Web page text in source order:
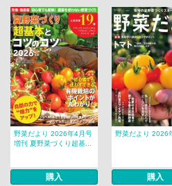
野菜だより 2026年4月号
増刊 夏野菜づくり超基...
購入
野菜だより 2026
購入